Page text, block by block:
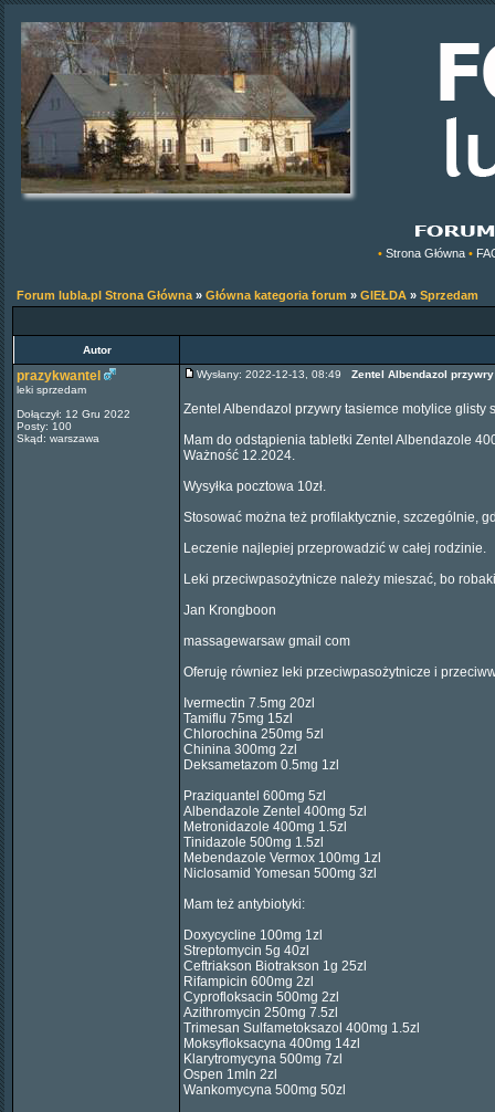
• Strona Główna •
Forum lubla.pl Strona Główna » Główna kategoria forum » GIEŁDA » Sprzedam
Autor
prazykwantel
leki sprzedam
Dołączył: 12 Gru 2022
Posty: 100
Skąd: warszawa
Wysłany: 2022-12-13, 08:49 Zentel Albendazol
Zentel Albendazol przywry tasiemce motylice glisty
Mam do odstąpienia tabletki Zentel Albendazole
Ważność 12.2024.
Wysyłka pocztowa 10zł.
Stosować można też profilaktycznie, szczególnie,
Leczenie najlepiej przeprowadzić w całej rodzinie.
Leki przeciwpasożytnicze należy mieszać, bo
Jan Krongboon
massagewarsaw gmail com
Oferuję równiez leki przeciwpasożytnicze i
Ivermectin 7.5mg 20zl
Tamiflu 75mg 15zl
Chlorochina 250mg 5zl
Chinina 300mg 2zl
Deksametazom 0.5mg 1zl
Praziquantel 600mg 5zl
Albendazole Zentel 400mg 5zl
Metronidazole 400mg 1.5zl
Tinidazole 500mg 1.5zl
Mebendazole Vermox 100mg 1zl
Niclosamid Yomesan 500mg 3zl
Mam też antybiotyki:
Doxycycline 100mg 1zl
Streptomycin 5g 40zl
Ceftriakson Biotrakson 1g 25zl
Rifampicin 600mg 2zl
Cyprofloksacin 500mg 2zl
Azithromycin 250mg 7.5zl
Trimesan Sulfametoksazol 400mg 1.5zl
Moksyfloksacyna 400mg 14zl
Klarytromycyna 500mg 7zl
Ospen 1mln 2zl
Wankomycyna 500mg 50zl